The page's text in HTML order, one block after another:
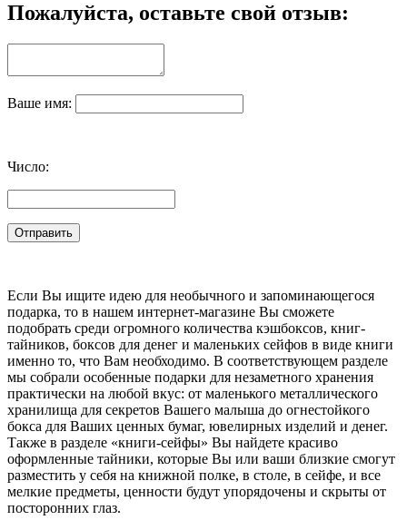
Пожалуйста, оставьте свой отзыв:
Ваше имя:
Число:
Если Вы ищите идею для необычного и запоминающегося
подарка, то в нашем интернет-магазине Вы сможете
подобрать среди огромного количества кэшбоксов, книг-
тайников, боксов для денег и маленьких сейфов в виде книги
именно то, что Вам необходимо. В соответствующем разделе
мы собрали особенные подарки для незаметного хранения
практически на любой вкус: от маленького металлического
хранилища для секретов Вашего малыша до огнестойкого
бокса для Ваших ценных бумаг, ювелирных изделий и денег.
Также в разделе «книги-сейфы» Вы найдете красиво
оформленные тайники, которые Вы или ваши близкие смогут
разместить у себя на книжной полке, в столе, в сейфе, и все
мелкие предметы, ценности будут упорядочены и скрыты от
посторонних глаз.